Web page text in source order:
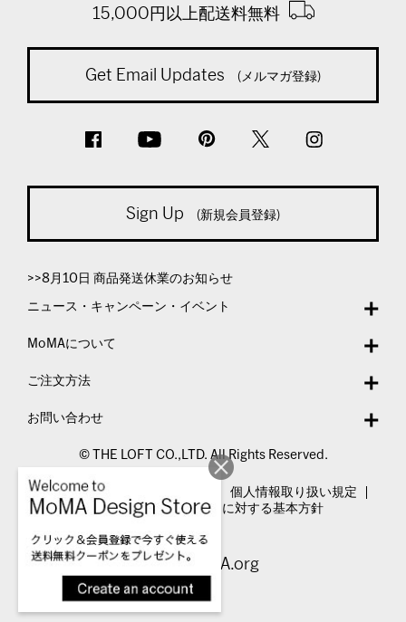
15,000円以上配送料無料
Get Email Updates (メルマガ登録)
Sign Up (新規会員登録)
>>8月10日 商品発送休業のお知らせ
ニュース・キャンペーン・イベント
MoMAについて
ご注文方法
お問い合わせ
© THE LOFT CO.,LTD. All Rights Reserved.
特定商取引法表示
個人情報取り扱い規定
カスタマーハラスメントに対する基本方針
Visit MoMA.org